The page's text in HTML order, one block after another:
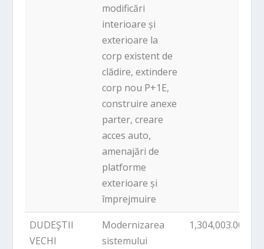
modificări
interioare și
exterioare la
corp existent de
clădire, extindere
corp nou P+1E,
construire anexe
parter, creare
acces auto,
amenajări de
platforme
exterioare și
împrejmuire
DUDEŞTII
VECHI
Modernizarea
sistemului
1,304,003.00